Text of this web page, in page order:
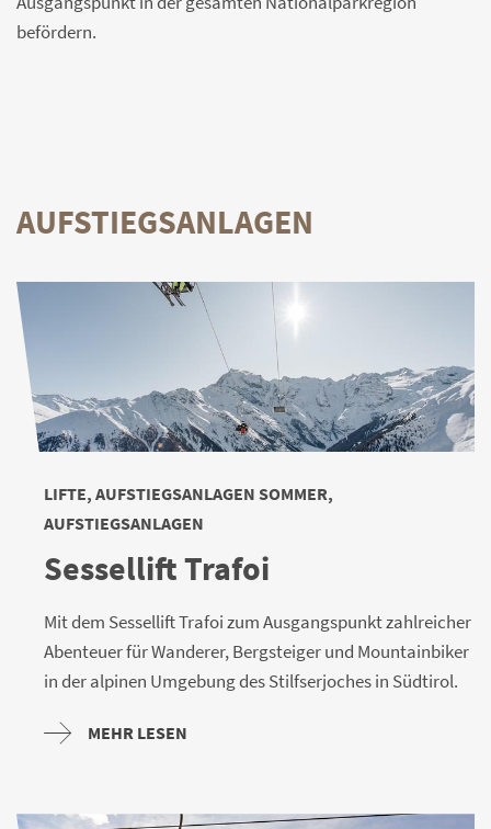
befördern.
AUFSTIEGSANLAGEN
LIFTE, AUFSTIEGSANLAGEN SOMMER,
AUFSTIEGSANLAGEN
Sessellift Trafoi
Mit dem Sessellift Trafoi zum Ausgangspunkt zahlreicher
Abenteuer für Wanderer, Bergsteiger und Mountainbiker
in der alpinen Umgebung des Stilfserjoches in Südtirol.
MEHR LESEN